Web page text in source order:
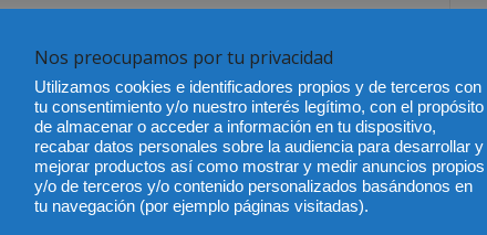
es una de las mayores prioridades laborales
reporta haber sufrido síntomas de agotamiento o
y han normalizado dejar sus empleos cuando el
psicológico.
agotamiento (burnout)
al logro y perfeccionismo, enfrenta una carga
Nos preocupamos por tu privacidad
Utilizamos cookies e identificadores propios y de terceros con
tu consentimiento y/o nuestro interés legítimo, con el propósito
de almacenar o acceder a información en tu dispositivo,
recabar datos personales sobre la audiencia para desarrollar y
mejorar productos así como mostrar y medir anuncios propios
y/o de terceros y/o contenido personalizados basándonos en
tu navegación (por ejemplo páginas visitadas).